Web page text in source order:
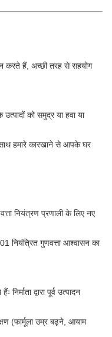
करते हैं, अच्छी तरह से सहयोग
को समुद्र या हवा या
हमारे कारखाने से आपके घर
नियंत्रण प्रणाली के लिए नए
नियंत्रित गुणवत्ता आश्वासन का
द्वारा पूर्व उत्पादन
(फार्मूला उम्र बढ़ने, आयाम